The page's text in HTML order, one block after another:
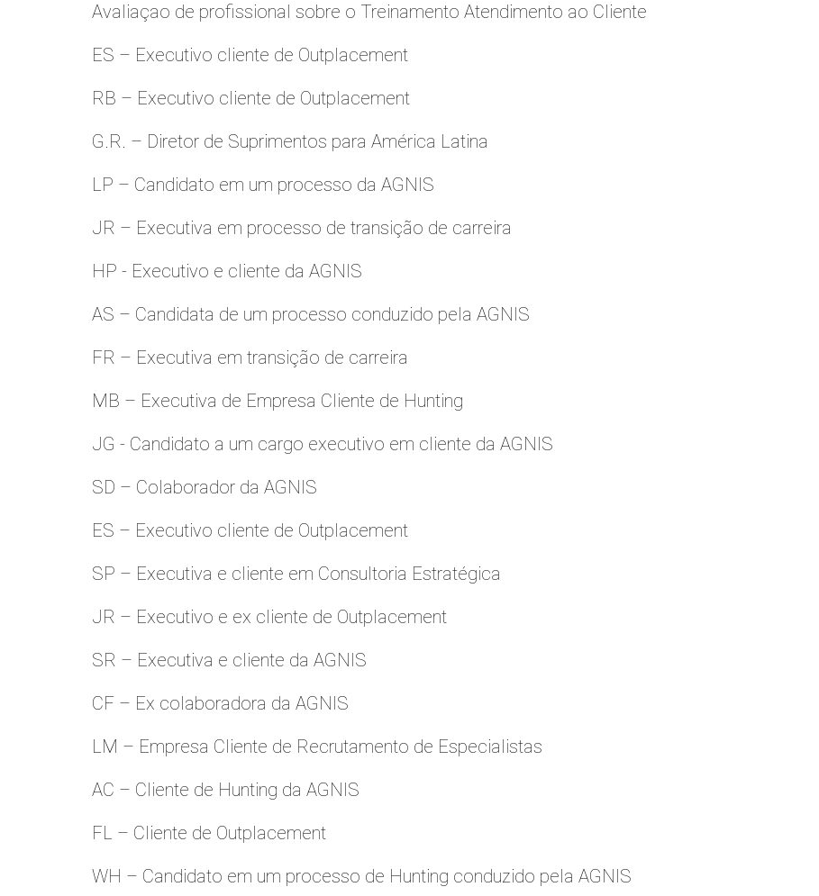
Avaliaçao de profissional sobre o Treinamento Atendimento ao Cliente
ES – Executivo cliente de Outplacement
RB – Executivo cliente de Outplacement
G.R. – Diretor de Suprimentos para América Latina
LP – Candidato em um processo da AGNIS
JR – Executiva em processo de transição de carreira
HP - Executivo e cliente da AGNIS
AS – Candidata de um processo conduzido pela AGNIS
FR – Executiva em transição de carreira
MB – Executiva de Empresa Cliente de Hunting
JG - Candidato a um cargo executivo em cliente da AGNIS
SD – Colaborador da AGNIS
ES – Executivo cliente de Outplacement
SP – Executiva e cliente em Consultoria Estratégica
JR – Executivo e ex cliente de Outplacement
SR – Executiva e cliente da AGNIS
CF – Ex colaboradora da AGNIS
LM – Empresa Cliente de Recrutamento de Especialistas
AC – Cliente de Hunting da AGNIS
FL – Cliente de Outplacement
WH – Candidato em um processo de Hunting conduzido pela AGNIS